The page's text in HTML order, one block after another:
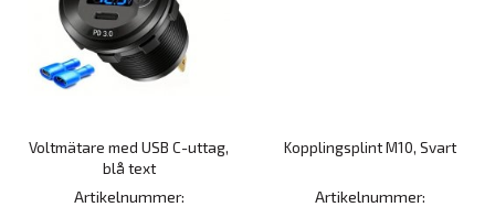
Voltmätare med USB C-uttag,
blå text
Artikelnummer:
Kopplingsplint M10, Svart
Artikelnummer: